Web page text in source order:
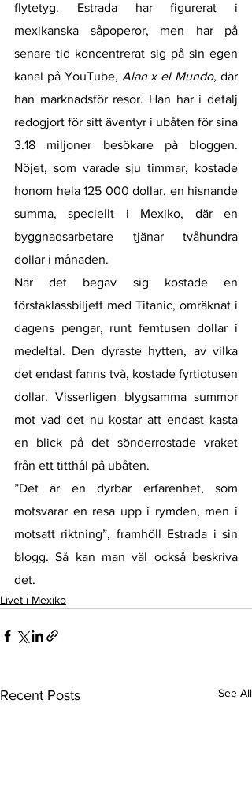
flytetyg. Estrada har figurerat i
mexikanska såpoperor, men har på
senare tid koncentrerat sig på sin egen
kanal på YouTube, Alan x el Mundo, där
han marknadsför resor. Han har i detalj
redogjort för sitt äventyr i ubåten för sina
3.18 miljoner besökare på bloggen.
Nöjet, som varade sju timmar, kostade
honom hela 125 000 dollar, en hisnande
summa, speciellt i Mexiko, där en
byggnadsarbetare tjänar tvåhundra
dollar i månaden.
När det begav sig kostade en
förstaklassbiljett med Titanic, omräknat i
dagens pengar, runt femtusen dollar i
medeltal. Den dyraste hytten, av vilka
det endast fanns två, kostade fyrtiotusen
dollar. Visserligen blygsamma summor
mot vad det nu kostar att endast kasta
en blick på det sönderrostade vraket
från ett titthål på ubåten.
”Det är en dyrbar erfarenhet, som
motsvarar en resa upp i rymden, men i
motsatt riktning”, framhöll Estrada i sin
blogg. Så kan man väl också beskriva
det.
Livet i Mexiko
Recent Posts See All